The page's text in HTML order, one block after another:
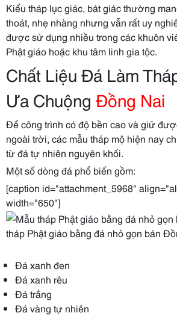
Kiểu tháp lục giác, bát giác thường
thoát, nhẹ nhàng nhưng vẫn rất uy
được sử dụng nhiều trong các khuôn
Phật giáo hoặc khu tâm linh gia tộc.
Chất Liệu Đá Làm
Ưa Chuộng Đồng Nai
Để công trình có độ bền cao và giữ
ngoài trời, các mẫu tháp mộ hiện nay
từ đá tự nhiên nguyên khối.
Một số dòng đá phổ biến gồm:
[caption id="attachment_5968"
width="650"]
tháp Phật giáo bằng đá nhỏ gọn bán
Đá xanh đen
Đá xanh rêu
Đá trắng
Đá vàng tự nhiên